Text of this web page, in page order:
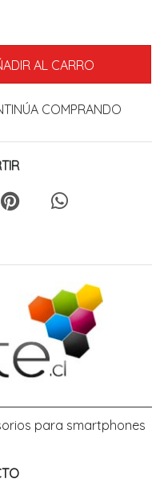
COMPRANDO
para smartphones